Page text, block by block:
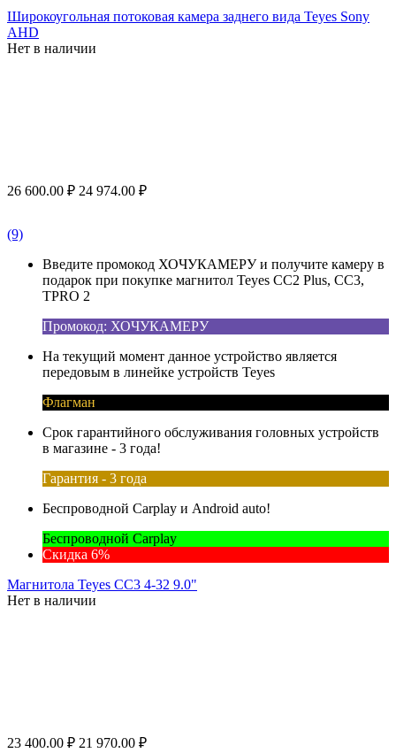
Широкоугольная потоковая камера заднего вида Teyes Sony
AHD
Нет в наличии
26 600.00 ₽ 24 974.00 ₽
(9)
Введите промокод ХОЧУКАМЕРУ и получите камеру в
подарок при покупке магнитол Teyes CC2 Plus, CC3,
TPRO 2
Промокод: ХОЧУКАМЕРУ
На текущий момент данное устройство является
передовым в линейке устройств Teyes
Флагман
Срок гарантийного обслуживания головных устройств
в магазине - 3 года!
Гарантия - 3 года
Беспроводной Carplay и Android auto!
Беспроводной Carplay
Скидка 6%
Магнитола Teyes CC3 4-32 9.0"
Нет в наличии
23 400.00 ₽ 21 970.00 ₽